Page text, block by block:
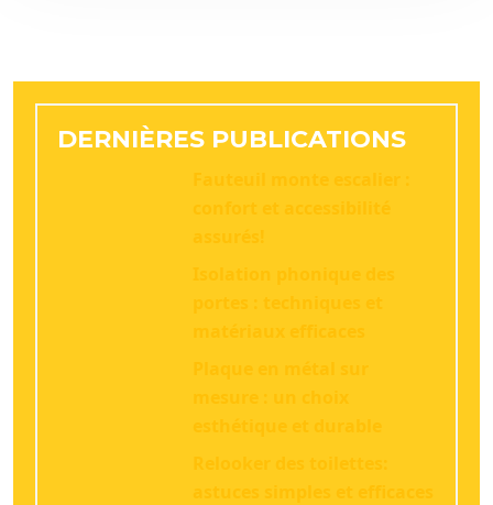
DERNIÈRES PUBLICATIONS
Fauteuil monte escalier :
confort et accessibilité
assurés!
Isolation phonique des
portes : techniques et
matériaux efficaces
Plaque en métal sur
mesure : un choix
esthétique et durable
Relooker des toilettes:
astuces simples et efficaces